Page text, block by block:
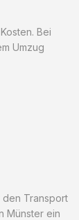
Bei
Umzug
den Transport
Münster ein